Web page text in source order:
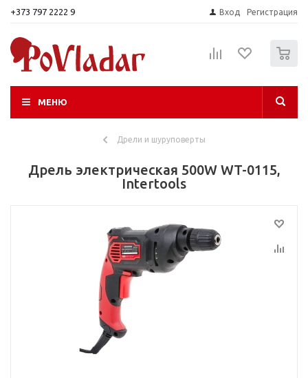
+373 797 2222 9 Вход Регистрация
МЕНЮ
Дрели и шуруповерты
Дрель электрическая 500W WT-0115,
Intertools